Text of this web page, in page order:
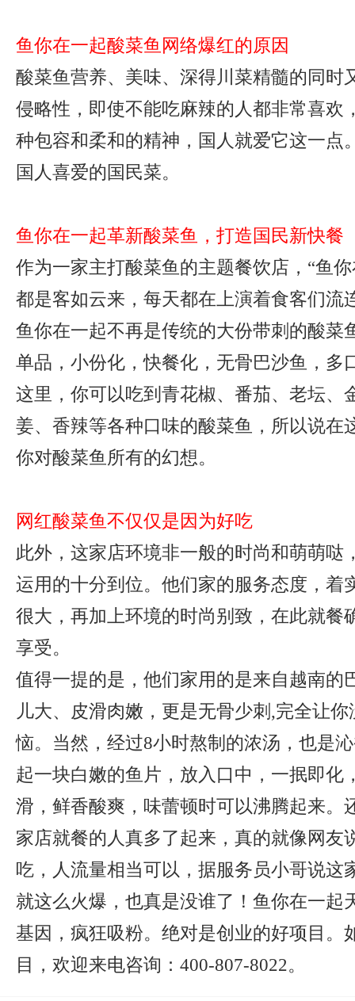
鱼你在一起酸菜鱼网络爆红的原因
酸菜鱼营养、美味、深得川菜精髓的同时
侵略性，即使不能吃麻辣的人都非常喜欢
种包容和柔和的精神，国人就爱它这一点
国人喜爱的国民菜。
鱼你在一起革新酸菜鱼，打造国民新快餐
作为一家主打酸菜鱼的主题餐饮店，“鱼
都是客如云来，每天都在上演着食客们流
鱼你在一起不再是传统的大份带刺的酸菜
单品，小份化，快餐化，无骨巴沙鱼，多
这里，你可以吃到青花椒、番茄、老坛、
姜、香辣等各种口味的酸菜鱼，所以说在
你对酸菜鱼所有的幻想。
网红酸菜鱼不仅仅是因为好吃
此外，这家店环境非一般的时尚和萌萌哒
运用的十分到位。他们家的服务态度，着
很大，再加上环境的时尚别致，在此就餐
享受。
值得一提的是，他们家用的是来自越南的
儿大、皮滑肉嫩，更是无骨少刺,完全让
恼。当然，经过8小时熬制的浓汤，也是
起一块白嫩的鱼片，放入口中，一抿即化
滑，鲜香酸爽，味蕾顿时可以沸腾起来。
家店就餐的人真多了起来，真的就像网友
吃，人流量相当可以，据服务员小哥说这
就这么火爆，也真是没谁了！鱼你在一起
基因，疯狂吸粉。绝对是创业的好项目。
目，欢迎来电咨询：400-807-8022。